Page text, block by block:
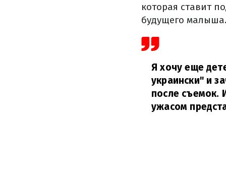
которая ставит
будущего малыша.
Я хочу еще
украински" и
после съемок.
ужасом